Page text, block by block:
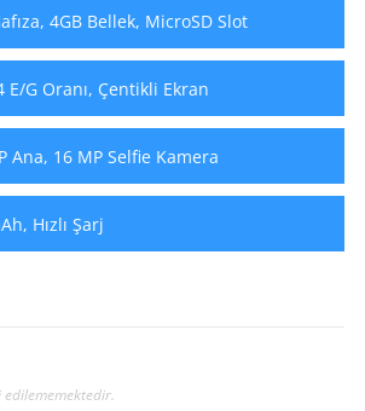
4GB Bellek, MicroSD Slot
E/G Oranı, Çentikli Ekran
Ana, 16 MP Selfie Kamera
Hızlı Şarj